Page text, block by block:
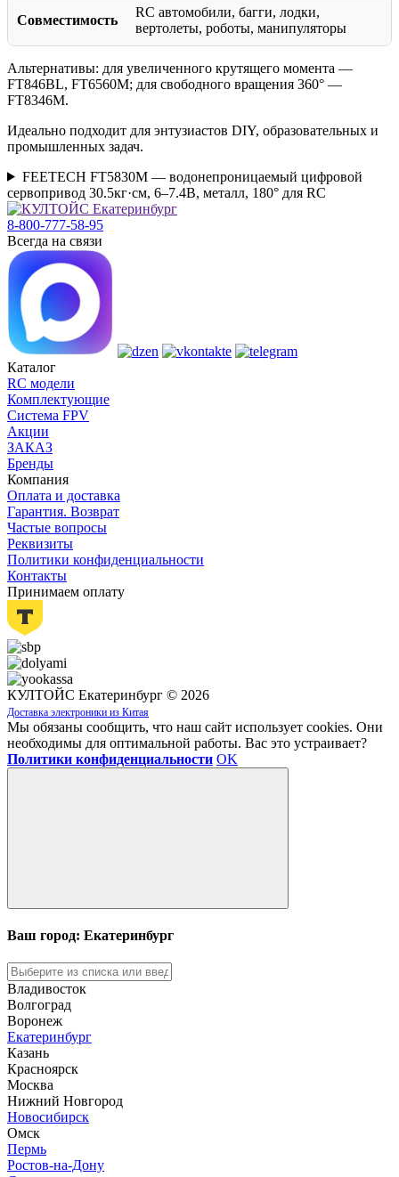
Совместимость
RC автомобили, багги, лодки,
вертолеты, роботы, манипуляторы
Альтернативы: для увеличенного крутящего момента —
FT846BL, FT6560M; для свободного вращения 360° —
FT8346M.
Идеально подходит для энтузиастов DIY, образовательных и
промышленных задач.
FEETECH FT5830M — водонепроницаемый цифровой
сервопривод 30.5кг·см, 6–7.4В, металл, 180° для RC
8-800-777-58-95
Всегда на связи
Каталог
RC модели
Комплектующие
Система FPV
Акции
ЗАКАЗ
Бренды
Компания
Оплата и доставка
Гарантия. Возврат
Частые вопросы
Реквизиты
Политики конфиденциальности
Контакты
Принимаем оплату
КУЛТОЙС Екатеринбург © 2026
Доставка электроники из Китая
Мы обязаны сообщить, что наш сайт использует cookies. Они
необходимы для оптимальной работы. Вас это устраивает?
Политики конфиденциальности OK
Ваш город: Екатеринбург
Владивосток
Волгоград
Воронеж
Екатеринбург
Казань
Красноярск
Москва
Нижний Новгород
Новосибирск
Омск
Пермь
Ростов-на-Дону